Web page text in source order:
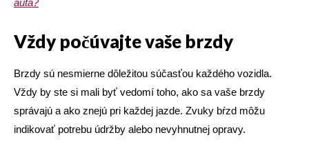
Vždy počúvajte vaše brzdy
Brzdy sú nesmierne dôležitou súčasťou každého vozidla.
Vždy by ste si mali byť vedomí toho, ako sa vaše brzdy
správajú a ako znejú pri každej jazde. Zvuky bŕzd môžu
indikovať potrebu údržby alebo nevyhnutnej opravy.